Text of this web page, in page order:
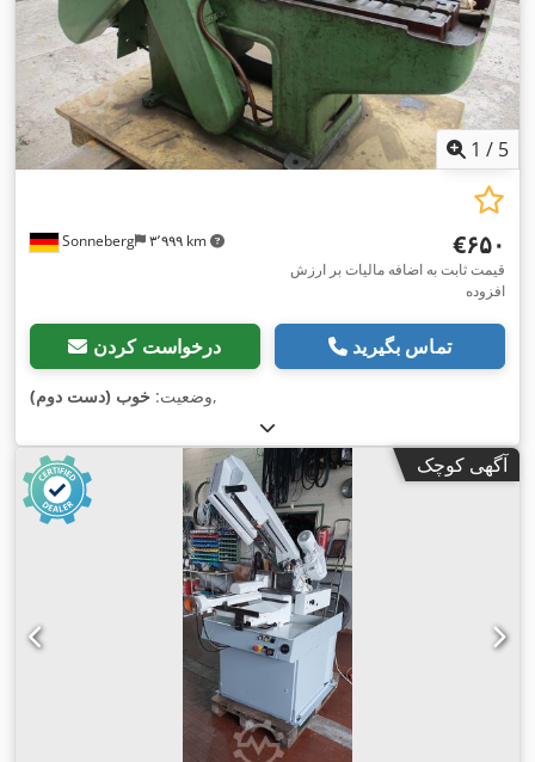
1 / 5
Sonneberg ۳٬۹۹۹ km ‎€۶۵۰
قیمت ثابت به اضافه مالیات بر ارزش
افزوده
درخواست کردن تماس بگیرید
وضعیت: خوب (دست دوم) ,
آگهی کوچک